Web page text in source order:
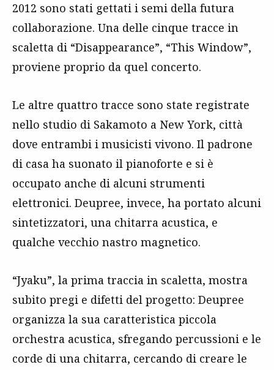
2012 sono stati gettati i semi della futura
collaborazione. Una delle cinque tracce in
scaletta di “Disappearance”, “This Window”,
proviene proprio da quel concerto.
Le altre quattro tracce sono state registrate
nello studio di Sakamoto a New York, città
dove entrambi i musicisti vivono. Il padrone
di casa ha suonato il pianoforte e si è
occupato anche di alcuni strumenti
elettronici. Deupree, invece, ha portato alcuni
sintetizzatori, una chitarra acustica, e
qualche vecchio nastro magnetico.
“Jyaku”, la prima traccia in scaletta, mostra
subito pregi e difetti del progetto: Deupree
organizza la sua caratteristica piccola
orchestra acustica, sfregando percussioni e le
corde di una chitarra, cercando di creare le